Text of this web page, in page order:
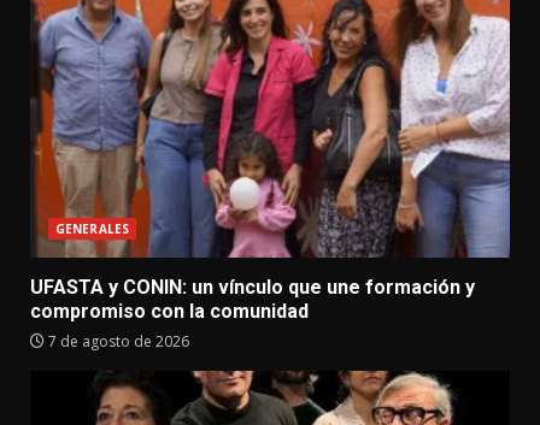
GENERALES
UFASTA y CONIN: un vínculo que une formación y
compromiso con la comunidad
7 de agosto de 2026